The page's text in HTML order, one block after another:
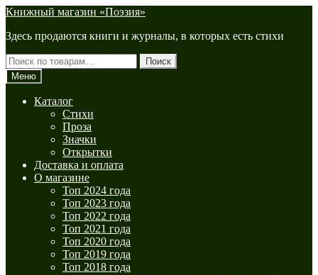
Перейти
навигации
Перейти
содержимому
Книжный магазин «Поэзия»
Здесь продаются книги и журналы, в которых есть стихи
Искать:
Поиск
Меню
Каталог
Стихи
Проза
Значки
Открытки
Доставка и оплата
О магазине
Топ 2024 года
Топ 2023 года
Топ 2022 года
Топ 2021 года
Топ 2020 года
Топ 2019 года
Топ 2018 года